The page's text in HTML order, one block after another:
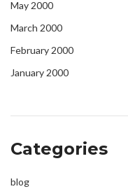
May 2000
March 2000
February 2000
January 2000
Categories
blog